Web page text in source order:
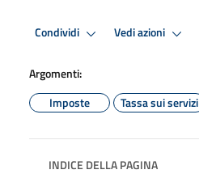
Condividi Vedi azioni
Argomenti:
Imposte
Tassa sui servizi
INDICE DELLA PAGINA